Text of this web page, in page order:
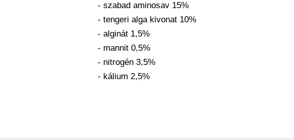
- szabad aminosav 15%
- tengeri alga kivonat 10%
- alginát 1,5%
- mannit 0,5%
- nitrogén 3,5%
- kálium 2,5%